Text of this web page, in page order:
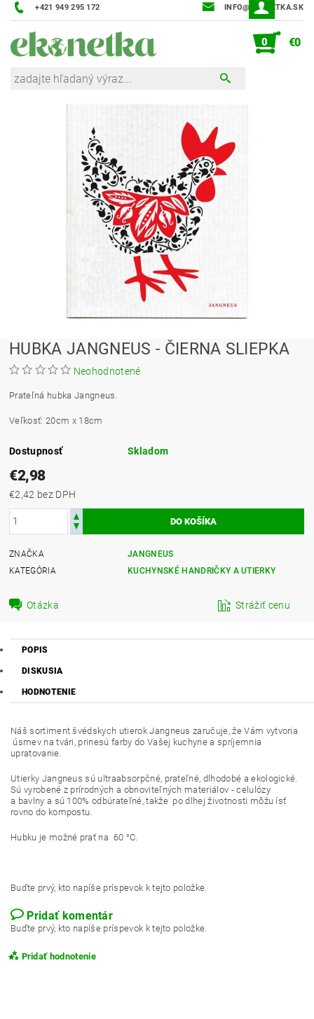
+421 949 295 172 INFO@EKONETKA.SK
0 €0
HUBKA JANGNEUS - ČIERNA SLIEPKA
Neohodnotené
Prateľná hubka Jangneus.
Veľkosť: 20cm x 18cm
Dostupnosť Skladom
€2,98
€2,42 bez DPH
ZNAČKA
JANGNEUS
KATEGÓRIA
KUCHYNSKÉ HANDRIČKY A UTIERKY
Otázka Strážiť cenu
POPIS
DISKUSIA
HODNOTENIE
Náš sortiment švédskych utierok Jangneus zaručuje, že Vám vytvoria
úsmev na tvári, prinesú farby do Vašej kuchyne a spríjemnia
upratovanie.
Utierky Jangneus sú ultraabsorpčné, prateľné, dlhodobé a ekologické.
Sú vyrobené z prírodných a obnoviteľných materiálov - celulózy
a bavlny a sú 100% odbúrateľné, takže po dlhej životnosti môžu ísť
rovno do kompostu.
Hubku je možné prať na 60 °C.
Buďte prvý, kto napíše príspevok k tejto položke.
Pridať komentár
Buďte prvý, kto napíše príspevok k tejto položke.
Pridať hodnotenie